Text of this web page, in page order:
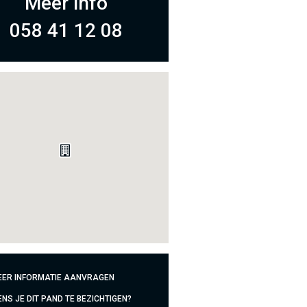
058 41 12 08
INFORMATIE AANVRAGEN
JE DIT PAND TE BEZICHTIGEN?